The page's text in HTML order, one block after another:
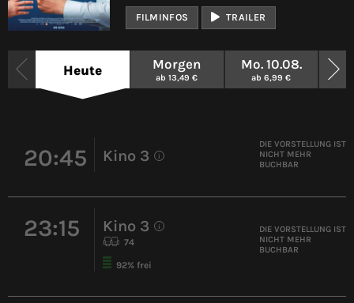
FILMINFOS TRAILER
Heute Morgen
ab 13,49 €
Mo. 10.08.
ab 6,99 €
20:45 Kino 3 i
DIE VORSTELLUNG IST
NICHT MEHR
BUCHBAR
23:15 Kino 3 i
74
92% frei
DIE VORSTELLUNG IST
NICHT MEHR
BUCHBAR